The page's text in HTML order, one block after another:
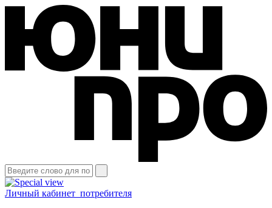
Личный кабинет потребителя